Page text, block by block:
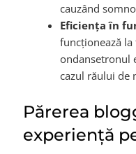
cauzând
Eficiența în
funcționează
ondansetronul
cazul răului de
Părerea
experiență